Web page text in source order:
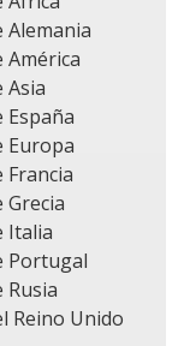
Alemania
Asia
Europa
Italia
Portugal
Reino Unido